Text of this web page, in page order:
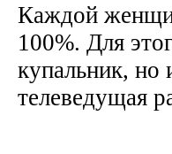
Каждой
100%. Для
купальник, но
телеведущая